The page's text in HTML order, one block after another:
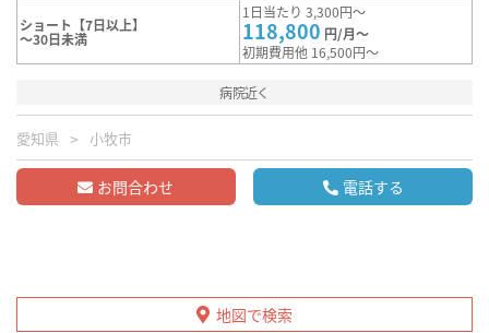
ショート【7日以上】
～30日未満
1日当たり 3,300円～
118,800 円/月～
初期費用他 16,500円～
病院近く
愛知県 小牧市
お問合わせ 電話する
地図で検索